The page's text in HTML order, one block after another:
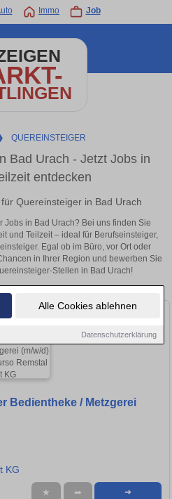
Alle Cookies ablehnen
Datenschutzerklärung
Immo Job
QUEREINSTEIGER
Bad Urach - Jetzt Jobs in
entdecken
Quereinsteiger in Bad Urach
Jobs in Bad Urach? Bei uns finden Sie
und Teilzeit – ideal für Berufseinsteiger,
Egal ob im Büro, vor Ort oder
in Ihrer Region und bewerben Sie
Stellen in Bad Urach!
Bedientheke / Metzgerei
KG
★ ➦ ➜